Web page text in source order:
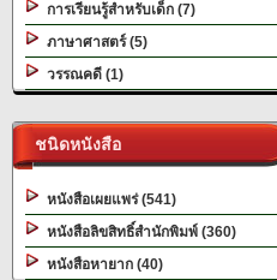
การเรียนรู้สำหรับเด็ก (7)
ภาษาศาสตร์ (5)
วรรณคดี (1)
ชนิดหนังสือ
หนังสือเผยแพร่ (541)
หนังสือลิขสิทธิ์สำนักพิมพ์ (360)
หนังสือหายาก (40)